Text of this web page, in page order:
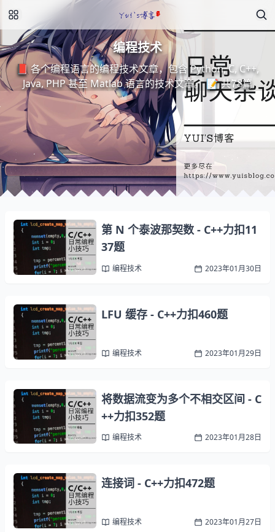
编程技术
📕 各个编程语言的编程技术文章，包含 Python, C, C++,
Java, PHP 甚至 Matlab 语言的技术文章。 📝 共
78
篇
第 N 个泰波那契数 - C++力扣11
37题
编程技术 2023年01月30日
LFU 缓存 - C++力扣460题
编程技术 2023年01月29日
将数据流变为多个不相交区间 - C
++力扣352题
编程技术 2023年01月28日
连接词 - C++力扣472题
编程技术 2023年01月27日